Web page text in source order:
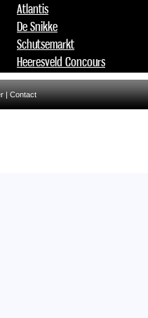
Atlantis
De Snikke
Schutsemarkt
Heeresveld Concours
|Contact